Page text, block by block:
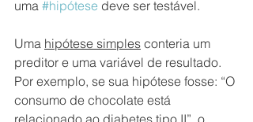
uma #hipótese deve ser testável.
Uma hipótese simples conteria um
preditor e uma variável de resultado.
Por exemplo, se sua hipótese fosse: “O
consumo de chocolate está